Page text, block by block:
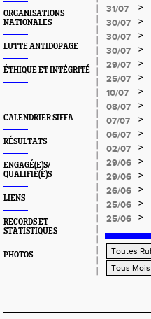
ORGANISATIONS
NATIONALES
LUTTE ANTIDOPAGE
ÉTHIQUE ET INTÉGRITÉ
--
CALENDRIER SIFFA
RÉSULTATS
ENGAGÉ(E)S/
QUALIFIÉ(E)S
LIENS
RECORDS ET
STATISTIQUES
PHOTOS
31/07 >
30/07 >
30/07 >
30/07
>
29/07
>
25/07 >
10/07
>
08/07
>
07/07
>
06/07
>
02/07
>
29/06
>
29/06
>
26/06 >
25/06
>
25/06
>